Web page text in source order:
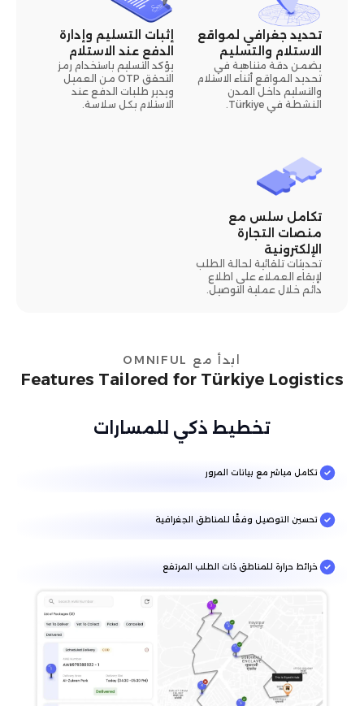
تحديد جغرافي لمواقع
الاستلام والتسليم
يضمن دقة متناهية في
تحديد المواقع أثناء الاستلام
والتسليم داخل المدن
النشطة في Türkiye.
إثبات التسليم وإدارة
الدفع عند الاستلام
يؤكد التسليم باستخدام رمز
التحقق OTP من العميل
ويدير طلبات الدفع عند
الاستلام بكل سلاسة.
تكامل سلس مع
منصات التجارة
الإلكترونية
تحديثات تلقائية لحالة الطلب
لإبقاء العملاء على اطلاع
دائم خلال عملية التوصيل.
ابدأ مع OMNIFUL
Features Tailored for Türkiye Logistics
تخطيط ذكي للمسارات
تكامل مباشر مع بيانات المرور
تحسين التوصيل وفقًا للمناطق الجغرافية
خرائط حرارة للمناطق ذات الطلب المرتفع